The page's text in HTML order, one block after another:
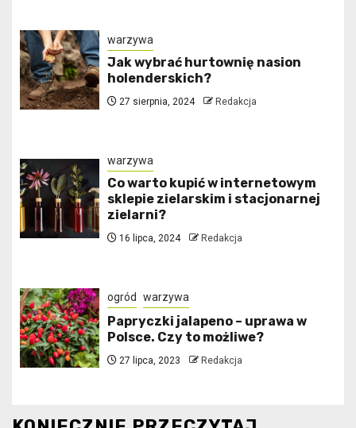
warzywa
Jak wybrać hurtownię nasion
holenderskich?
27 sierpnia, 2024 Redakcja
warzywa
Co warto kupić w internetowym
sklepie zielarskim i stacjonarnej
zielarni?
16 lipca, 2024 Redakcja
ogród warzywa
Papryczki jalapeno – uprawa w
Polsce. Czy to możliwe?
27 lipca, 2023 Redakcja